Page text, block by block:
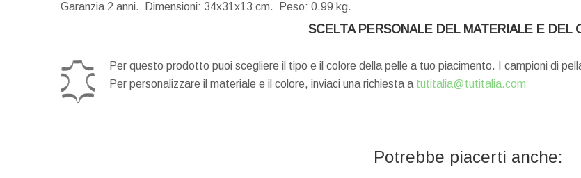
Garanzia 2 anni.
Dimensioni: 34x31x13 cm. Peso: 0.99 kg.
SCELTA PERSONALE DEL MATERIALE E DEL
Per questo prodotto puoi scegliere il tipo e il colore della pelle a tuo piacimento. I campioni di
Per personalizzare il materiale e il colore, inviaci una richiesta a tutitalia@tutitalia.com
Potrebbe piacerti anche: